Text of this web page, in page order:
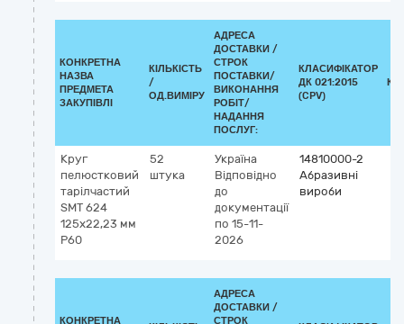
КОНКРЕТНА
НАЗВА
ПРЕДМЕТА
ЗАКУПІВЛІ
КІЛЬКІСТЬ
/
ОД.ВИМІРУ
АДРЕСА
ДОСТАВКИ /
СТРОК
ПОСТАВКИ/
ВИКОНАННЯ
РОБІТ/
НАДАННЯ
ПОСЛУГ:
КЛАСИФІКАТОР
ДК 021:2015
(CPV)
Круг
пелюстковий
тарілчастий
SMT 624
125х22,23 мм
Р60
52
штука
Україна
Відповідно
до
документації
по 15-11-
2026
14810000-2
Абразивні
вироби
КОНКРЕТНА
АДРЕСА
ДОСТАВКИ /
СТРОК